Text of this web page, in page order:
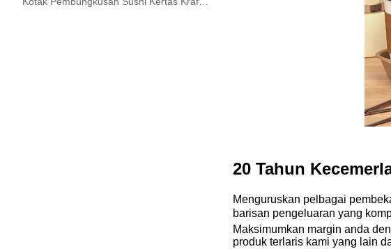
20 Tahun
Menguruskan pelbagai
barisan pengeluaran yang
Maksimumkan margin anda
produk terlaris kami yang lain